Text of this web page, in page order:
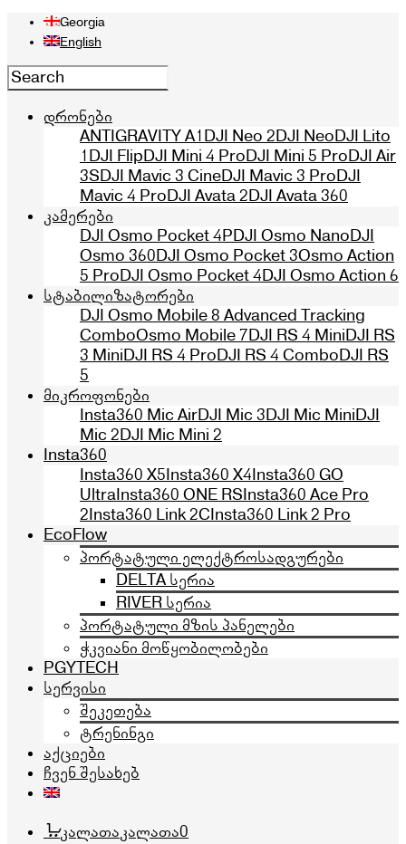
Georgia
English
დრონები
ANTIGRAVITY A1DJI Neo 2DJI NeoDJI Lito
1DJI FlipDJI Mini 4 ProDJI Mini 5 ProDJI Air
3SDJI Mavic 3 CineDJI Mavic 3 ProDJI
Mavic 4 ProDJI Avata 2DJI Avata 360
კამერები
DJI Osmo Pocket 4PDJI Osmo NanoDJI
Osmo 360DJI Osmo Pocket 3Osmo Action
5 ProDJI Osmo Pocket 4DJI Osmo Action 6
სტაბილიზატორები
DJI Osmo Mobile 8 Advanced Tracking
ComboOsmo Mobile 7DJI RS 4 MiniDJI RS
3 MiniDJI RS 4 ProDJI RS 4 ComboDJI RS
5
მიკროფონები
Insta360 Mic AirDJI Mic 3DJI Mic MiniDJI
Mic 2DJI Mic Mini 2
Insta360
Insta360 X5Insta360 X4Insta360 GO
UltraInsta360 ONE RSInsta360 Ace Pro
2Insta360 Link 2CInsta360 Link 2 Pro
EcoFlow
პორტატული ელექტროსადგურები
DELTA სერია
RIVER სერია
პორტატული მზის პანელები
ჭკვიანი მოწყობილობები
PGYTECH
სერვისი
შეკეთება
ტრენინგი
აქციები
ჩვენ შესახებ
კალათაკალათა0